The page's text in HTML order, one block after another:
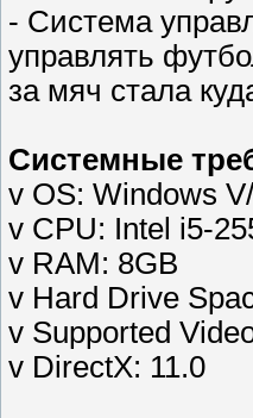
- Система
управлять
за мяч стала
Системные
v OS: Windows
v CPU: Intel i5-
v RAM: 8GB
v Hard Drive
v Supported
v DirectX: 11.0